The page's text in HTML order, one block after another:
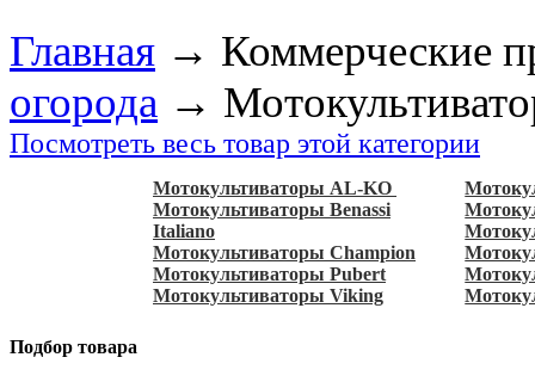
Главная → Коммерческие
огорода →
Посмотреть весь товар этой категории
Мотокультиваторы AL-KO
Мотокультиваторы Benassi
Italiano
Мотокультиваторы Champion
Мотокультиваторы Pubert
Мотокультиваторы Viking
Подбор товара